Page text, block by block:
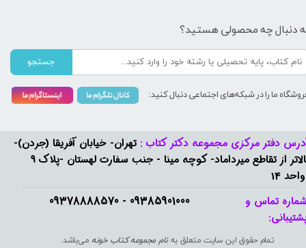
09385901000 - 09378888570​​​​​​​
دفتر مرکزی مجموعه دکتر کتاب : تهران- خیابان آفریقا (جردن)-
بالاتر از تقاطع میرداماد- کوچه مینا - جنب سفارت لهستان -پلاک 9
14
تمام حقوق این سایت متعلق بهنام مجموعه کتاب خونه می‌باشد.
تماس و
دنبال چه محصولی هستید؟
جستجو
ما را در شبکه‌های اجتماعی دنبال کنید: